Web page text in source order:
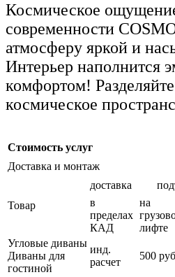
Космическое
современности
атмосферу яркой и
Интерьер наполнится
комфортом!
космическое
Стоимость услуг
Доставка и монтаж
Товар
доставка
в
пределах
КАД
на
лифте
Угловые диваны
Диваны для
гостиной
инд.
расчет
500